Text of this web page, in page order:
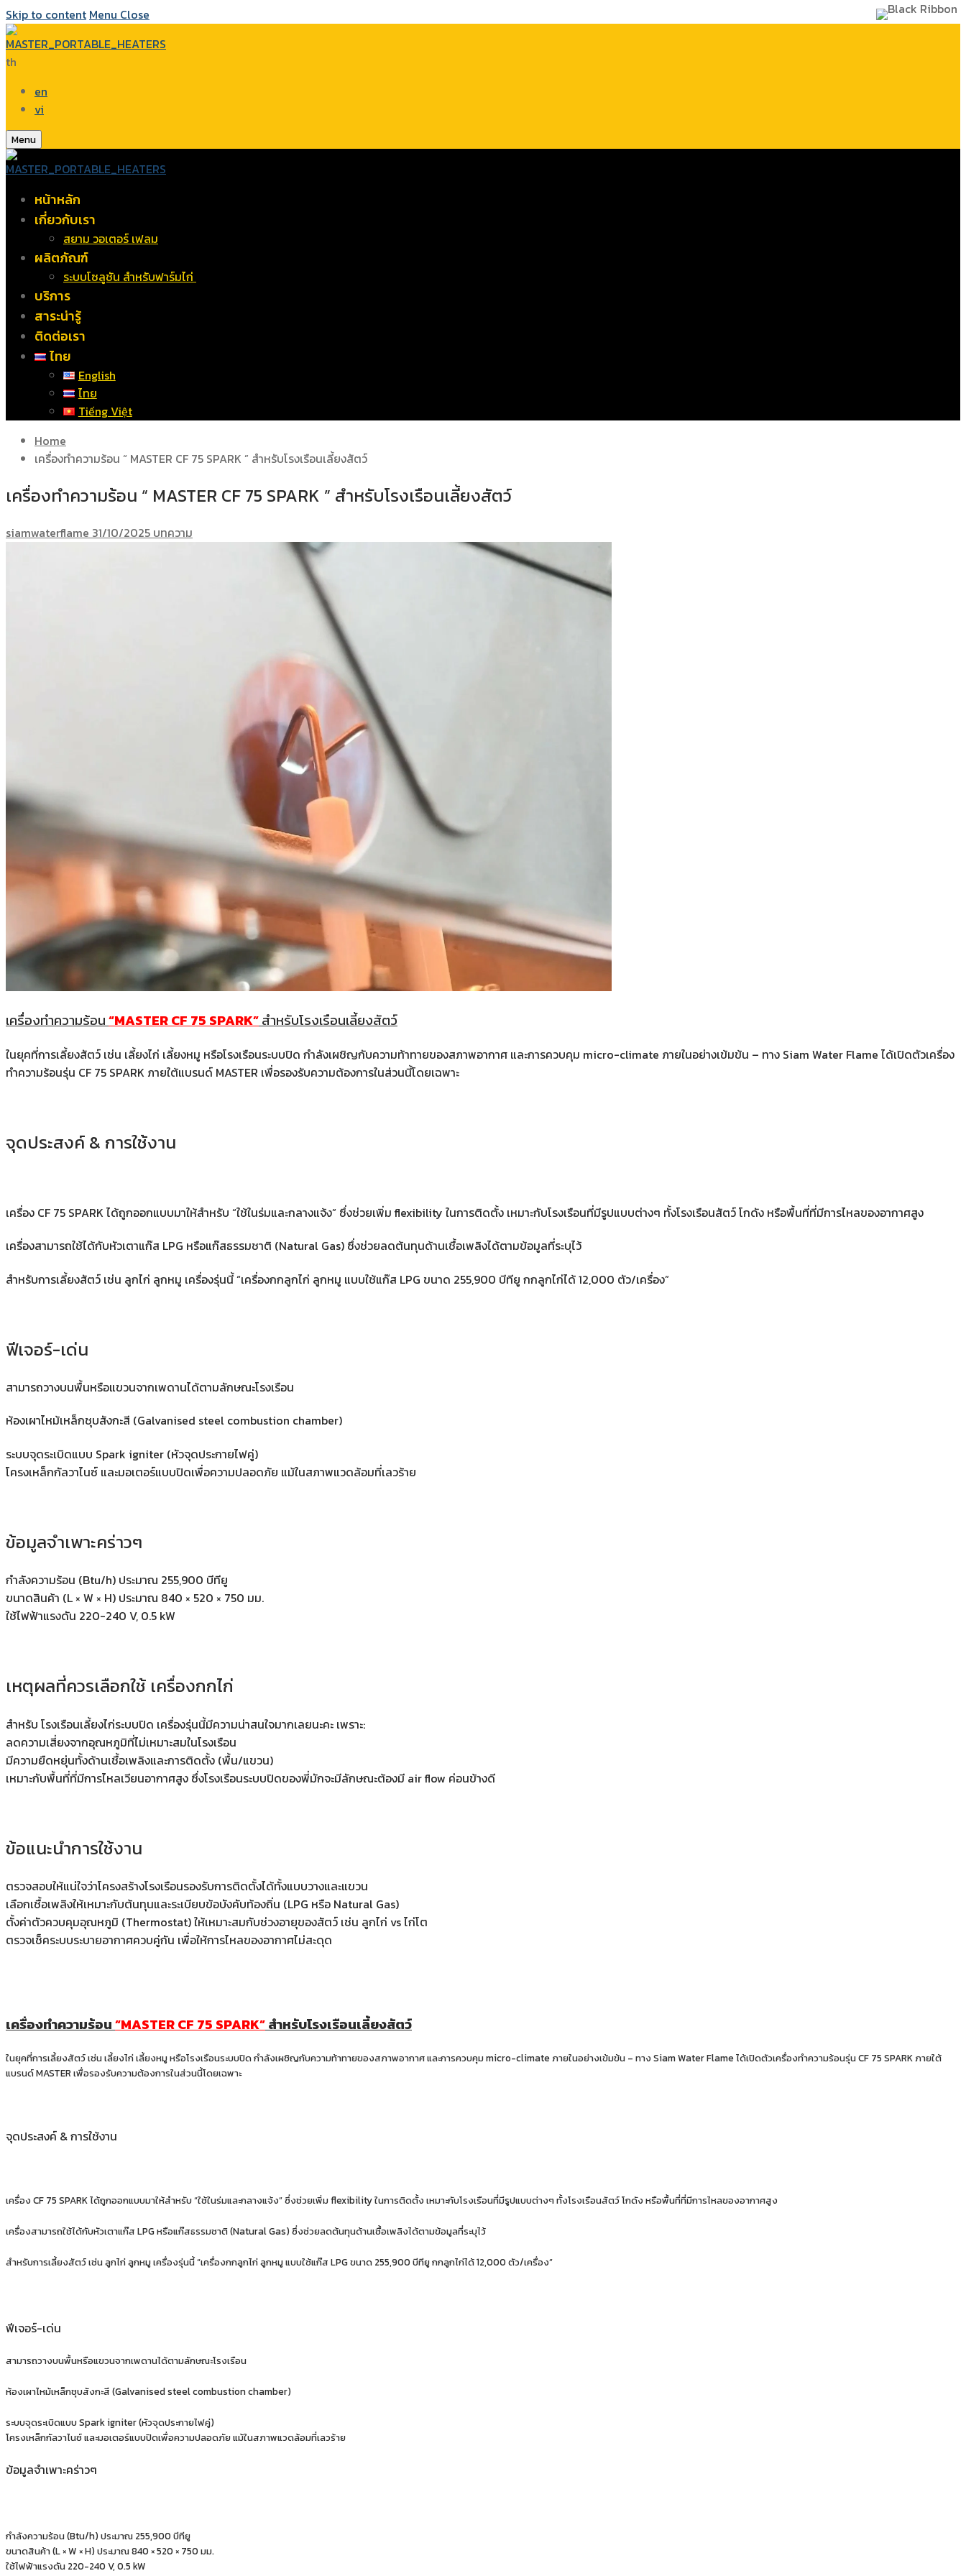
Skip to content Menu Close
th
en
vi
Menu
หน้าหลัก
เกี่ยวกับเรา
สยาม วอเตอร์ เฟลม
ผลิตภัณฑ์
ระบบโซลูชัน สำหรับฟาร์มไก่
บริการ
สาระน่ารู้
ติดต่อเรา
ไทย
English
ไทย
Tiếng Việt
Home
เครื่องทำความร้อน “ MASTER CF 75 SPARK ” สำหรับโรงเรือนเลี้ยงสัตว์
เครื่องทำความร้อน “ MASTER CF 75 SPARK ” สำหรับโรงเรือนเลี้ยงสัตว์
siamwaterflame 31/10/2025 บทความ
เครื่องทำความร้อน“MASTER CF 75 SPARK”สำหรับโรงเรือนเลี้ยงสัตว์
ในยุคที่การเลี้ยงสัตว์ เช่น เลี้ยงไก่ เลี้ยงหมู หรือโรงเรือนระบบปิด กำลังเผชิญกับความท้าทายของสภาพอากาศ และการควบคุม micro-climate ภายในอย่างเข้มข้น – ทาง Siam Water Flame ได้เปิดตัวเครื่อง
ทำความร้อนรุ่น CF 75 SPARK ภายใต้แบรนด์ MASTER เพื่อรองรับความต้องการในส่วนนี้โดยเฉพาะ
จุดประสงค์ & การใช้งาน
เครื่อง CF 75 SPARK ได้ถูกออกแบบมาให้สำหรับ “ใช้ในร่มและกลางแจ้ง” ซึ่งช่วยเพิ่ม flexibility ในการติดตั้ง เหมาะกับโรงเรือนที่มีรูปแบบต่างๆ ทั้งโรงเรือนสัตว์ โกดัง หรือพื้นที่ที่มีการไหลของอากาศสูง
เครื่องสามารถใช้ได้กับหัวเตาแก๊ส LPG หรือแก๊สธรรมชาติ (Natural Gas) ซึ่งช่วยลดต้นทุนด้านเชื้อเพลิงได้ตามข้อมูลที่ระบุไว้
สำหรับการเลี้ยงสัตว์ เช่น ลูกไก่ ลูกหมู เครื่องรุ่นนี้ “เครื่องกกลูกไก่ ลูกหมู แบบใช้แก๊ส LPG ขนาด 255,900 บีทียู กกลูกไก่ได้ 12,000 ตัว/เครื่อง”
ฟีเจอร์-เด่น
สามารถวางบนพื้นหรือแขวนจากเพดานได้ตามลักษณะโรงเรือน
ห้องเผาไหม้เหล็กชุบสังกะสี (Galvanised steel combustion chamber)
ระบบจุดระเบิดแบบ Spark igniter (หัวจุดประกายไฟคู่)
โครงเหล็กกัลวาไนซ์ และมอเตอร์แบบปิดเพื่อความปลอดภัย แม้ในสภาพแวดล้อมที่เลวร้าย
ข้อมูลจำเพาะคร่าวๆ
กำลังความร้อน (Btu/h) ประมาณ 255,900 บีทียู
ขนาดสินค้า (L × W × H) ประมาณ 840 × 520 × 750 มม.
ใช้ไฟฟ้าแรงดัน 220-240 V, 0.5 kW
เหตุผลที่ควรเลือกใช้ เครื่องกกไก่
สำหรับ โรงเรือนเลี้ยงไก่ระบบปิด เครื่องรุ่นนี้มีความน่าสนใจมากเลยนะคะ เพราะ:
ลดความเสี่ยงจากอุณหภูมิที่ไม่เหมาะสมในโรงเรือน
มีความยืดหยุ่นทั้งด้านเชื้อเพลิงและการติดตั้ง (พื้น/แขวน)
เหมาะกับพื้นที่ที่มีการไหลเวียนอากาศสูง ซึ่งโรงเรือนระบบปิดของพี่มักจะมีลักษณะต้องมี air flow ค่อนข้างดี
ข้อแนะนำการใช้งาน
ตรวจสอบให้แน่ใจว่าโครงสร้างโรงเรือนรองรับการติดตั้งได้ทั้งแบบวางและแขวน
เลือกเชื้อเพลิงให้เหมาะกับต้นทุนและระเบียบข้อบังคับท้องถิ่น (LPG หรือ Natural Gas)
ตั้งค่าตัวควบคุมอุณหภูมิ (Thermostat) ให้เหมาะสมกับช่วงอายุของสัตว์ เช่น ลูกไก่ vs ไก่โต
ตรวจเช็คระบบระบายอากาศควบคู่กัน เพื่อให้การไหลของอากาศไม่สะดุด
เครื่องทำความร้อน“MASTER CF 75 SPARK”สำหรับโรงเรือนเลี้ยงสัตว์
ในยุคที่การเลี้ยงสัตว์ เช่น เลี้ยงไก่ เลี้ยงหมู หรือโรงเรือนระบบปิด กำลังเผชิญกับความท้าทายของสภาพอากาศ และการควบคุม micro-climate ภายในอย่างเข้มข้น – ทาง Siam Water Flame ได้เปิดตัวเครื่องทำความร้อนรุ่น CF 75 SPARK ภายใต้
แบรนด์ MASTER เพื่อรองรับความต้องการในส่วนนี้โดยเฉพาะ
จุดประสงค์ & การใช้งาน
เครื่อง CF 75 SPARK ได้ถูกออกแบบมาให้สำหรับ “ใช้ในร่มและกลางแจ้ง” ซึ่งช่วยเพิ่ม flexibility ในการติดตั้ง เหมาะกับโรงเรือนที่มีรูปแบบต่างๆ ทั้งโรงเรือนสัตว์ โกดัง หรือพื้นที่ที่มีการไหลของอากาศสูง
เครื่องสามารถใช้ได้กับหัวเตาแก๊ส LPG หรือแก๊สธรรมชาติ (Natural Gas) ซึ่งช่วยลดต้นทุนด้านเชื้อเพลิงได้ตามข้อมูลที่ระบุไว้
สำหรับการเลี้ยงสัตว์ เช่น ลูกไก่ ลูกหมู เครื่องรุ่นนี้ “เครื่องกกลูกไก่ ลูกหมู แบบใช้แก๊ส LPG ขนาด 255,900 บีทียู กกลูกไก่ได้ 12,000 ตัว/เครื่อง”
ฟีเจอร์-เด่น
สามารถวางบนพื้นหรือแขวนจากเพดานได้ตามลักษณะโรงเรือน
ห้องเผาไหม้เหล็กชุบสังกะสี (Galvanised steel combustion chamber)
ระบบจุดระเบิดแบบ Spark igniter (หัวจุดประกายไฟคู่)
โครงเหล็กกัลวาไนซ์ และมอเตอร์แบบปิดเพื่อความปลอดภัย แม้ในสภาพแวดล้อมที่เลวร้าย
ข้อมูลจำเพาะคร่าวๆ
กำลังความร้อน (Btu/h) ประมาณ 255,900 บีทียู
ขนาดสินค้า (L × W × H) ประมาณ 840 × 520 × 750 มม.
ใช้ไฟฟ้าแรงดัน 220-240 V, 0.5 kW